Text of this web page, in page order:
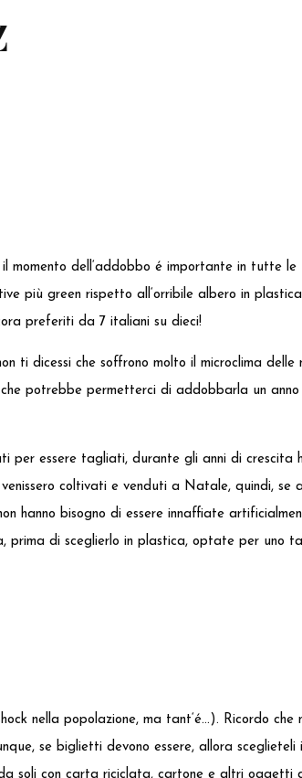
momento dell‘addobbo é importante in tutte
più green rispetto all‘orribile albero in
preferiti da 7 italiani su dieci!
ti dicessi che soffrono molto il microclima delle
potrebbe permetterci di addobbarla un anno
per essere tagliati, durante gli anni di crescita
coltivati e venduti a Natale, quindi, se
hanno bisogno di essere innaffiate
prima di sceglierlo in plastica, optate per uno
nella popolazione, ma tant‘é…). Ricordo
se biglietti devono essere, allora
soli con carta riciclata, cartone e altri oggetti